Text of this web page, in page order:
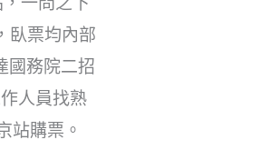
臥票均內部
國務院二招
人員找熟
站購票。